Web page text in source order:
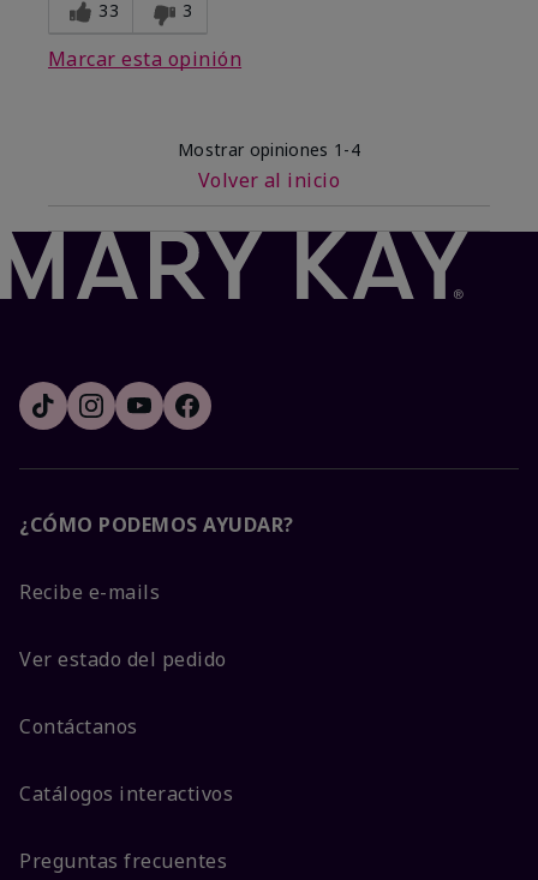
33 3
Marcar esta opinión
Mostrar opiniones 1-4
Volver al inicio
¿CÓMO PODEMOS AYUDAR?
Recibe e-mails
Ver estado del pedido
Contáctanos
Catálogos interactivos
Preguntas frecuentes